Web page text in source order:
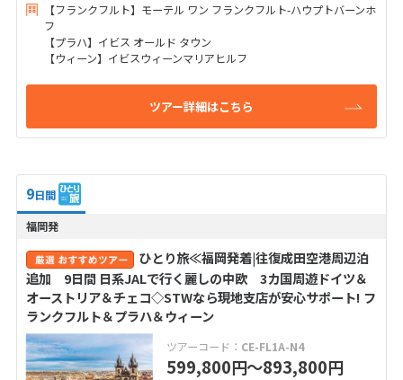
【フランクフルト】モーテル ワン フランクフルト-ハウプトバーンホ
フ
【プラハ】イビス オールド タウン
【ウィーン】イビスウィーンマリアヒルフ
ツアー詳細はこちら
9日間
福岡発
ひとり旅≪福岡発着|往復成田空港周辺泊
追加 9日間 日系JALで行く麗しの中欧 3カ国周遊ドイツ＆
オーストリア＆チェコ◇STWなら現地支店が安心サポート! フ
ランクフルト＆プラハ＆ウィーン
ツアーコード： CE-FL1A-N4
599,800円〜893,800円